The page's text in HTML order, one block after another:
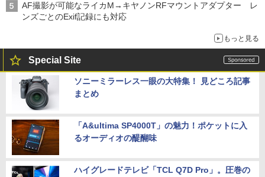
AF撮影が可能なライカM→キヤノンRFマウントアダプター レ
ンズごとのExif記録にも対応
もっと見る
Special Site
ソニーミラーレス一眼の大特集！ 見どころ記事
まとめ
「A&ultima SP4000T」の魅力！ポケットに入
るオーディオの醍醐味
ハイグレードテレビ「TCL Q7D Pro」。圧巻の